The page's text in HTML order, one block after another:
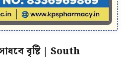
বৃষ্টি | South